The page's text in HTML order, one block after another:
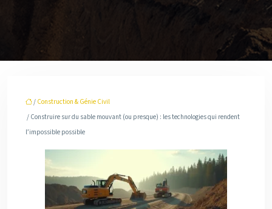
/ Construction & Génie Civil
/ Construire sur du sable mouvant (ou presque) : les technologies qui rendent
l’impossible possible